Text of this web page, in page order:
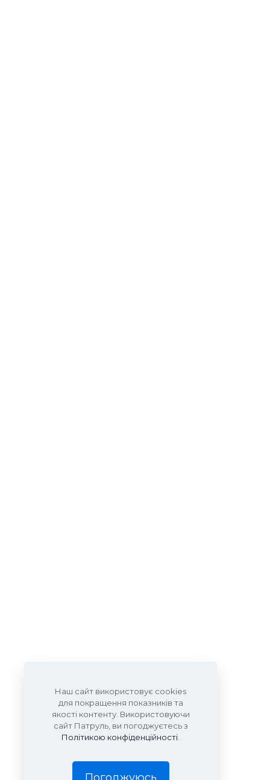
Наш сайт використовує cookies
для покращення показників та
якості контенту. Використовуючи
сайт Патруль, ви погоджуєтесь з
Політикою конфіденційності